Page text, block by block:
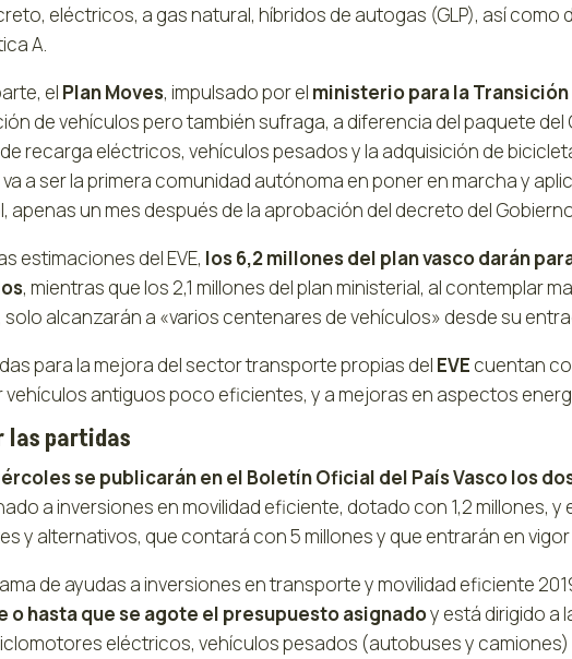
eléctricos, a gas natural, híbridos de autogas (GLP), así
A.
el Plan Moves, impulsado por el ministerio para la
de vehículos pero también sufraga, a diferencia del paquete del
recarga eléctricos, vehículos pesados y la adquisición de
va a ser la primera comunidad autónoma en poner en marcha y
apenas un mes después de la aprobación del decreto del
estimaciones del EVE, los 6,2 millones del plan vasco darán
, mientras que los 2,1 millones del plan ministerial, al contemplar
solo alcanzarán a «varios centenares de vehículos» desde su
para la mejora del sector transporte propias del EVE cuentan
vehículos antiguos poco eficientes, y a mejoras en aspectos
las partidas
se publicarán en el Boletín Oficial del País Vasco los
a inversiones en movilidad eficiente, dotado con 1,2 millones,
y alternativos, que contará con 5 millones y que entrarán en
de ayudas a inversiones en transporte y movilidad eficiente
o hasta que se agote el presupuesto asignadoy está dirigido a
eléctricos, vehículos pesados (autobuses y